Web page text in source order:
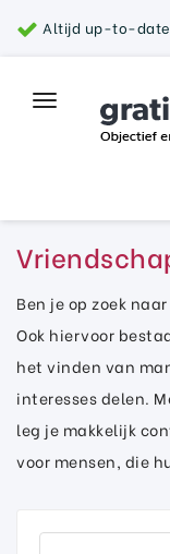
Altijd up-to-date
Toggle
navigation
Ben je op zoek
Ook hiervoor
het vinden van
interesses delen.
leg je makkelijk
voor mensen, die